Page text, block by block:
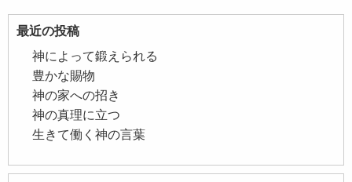
最近の投稿
神によって鍛えられる
豊かな賜物
神の家への招き
神の真理に立つ
生きて働く神の言葉